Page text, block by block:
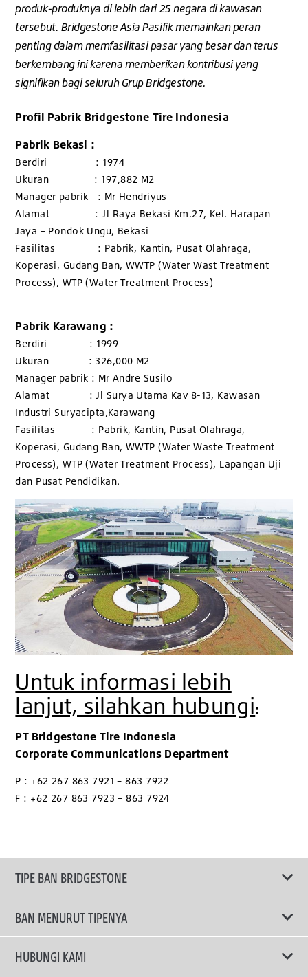
produk-produknya di lebih dari 25 negara di kawasan
tersebut. Bridgestone Asia Pasifik memainkan peran
penting dalam memfasilitasi pasar yang besar dan terus
berkembang ini karena memberikan kontribusi yang
signifikan bagi seluruh Grup Bridgestone.
Profil Pabrik Bridgestone Tire Indonesia
Pabrik Bekasi :
Berdiri : 1974
Ukuran : 197,882 M2
Manager pabrik : Mr Hendriyus
Alamat : Jl Raya Bekasi Km.27, Kel. Harapan
Jaya – Pondok Ungu, Bekasi
Fasilitas : Pabrik, Kantin, Pusat Olahraga,
Koperasi, Gudang Ban, WWTP (Water Wast Treatment
Process), WTP (Water Treatment Process)
Pabrik Karawang :
Berdiri : 1999
Ukuran : 326,000 M2
Manager pabrik : Mr Andre Susilo
Alamat : Jl Surya Utama Kav 8-13, Kawasan
Industri Suryacipta,Karawang
Fasilitas : Pabrik, Kantin, Pusat Olahraga,
Koperasi, Gudang Ban, WWTP (Water Waste Treatment
Process), WTP (Water Treatment Process), Lapangan Uji
dan Pusat Pendidikan.
Untuk informasi lebih
lanjut, silahkan hubungi:
PT Bridgestone Tire Indonesia
Corporate Communications Department
P : +62 267 863 7921 – 863 7922
F : +62 267 863 7923 – 863 7924
TIPE BAN BRIDGESTONE
BAN MENURUT TIPENYA
Ban ENLITEN
HUBUNGI KAMI